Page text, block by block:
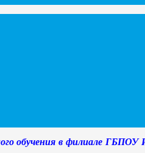
обучения в филиале